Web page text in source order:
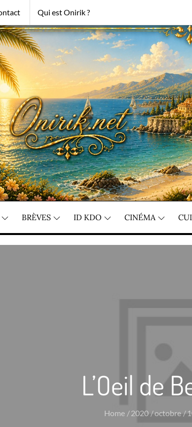
Qui est Onirik ?
BRÈVES ID KDO CINÉMA
L’Oeil de
Home 2020 octobre